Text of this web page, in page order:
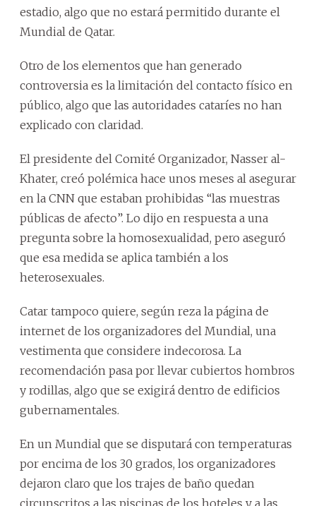
estadio, algo que no estará permitido durante el
Mundial de Qatar.
Otro de los elementos que han generado
controversia es la limitación del contacto físico en
público, algo que las autoridades cataríes no han
explicado con claridad.
El presidente del Comité Organizador, Nasser al-
Khater, creó polémica hace unos meses al asegurar
en la CNN que estaban prohibidas “las muestras
públicas de afecto”. Lo dijo en respuesta a una
pregunta sobre la homosexualidad, pero aseguró
que esa medida se aplica también a los
heterosexuales.
Catar tampoco quiere, según reza la página de
internet de los organizadores del Mundial, una
vestimenta que considere indecorosa. La
recomendación pasa por llevar cubiertos hombros
y rodillas, algo que se exigirá dentro de edificios
gubernamentales.
En un Mundial que se disputará con temperaturas
por encima de los 30 grados, los organizadores
dejaron claro que los trajes de baño quedan
circunscritos a las piscinas de los hoteles y a las